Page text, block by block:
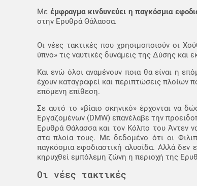
Με έμφραγμα κινδυνεύει η παγκόσμια
στην Ερυθρά Θάλασσα.
Οι νέες τακτικές που χρησιμοποιούν οι
ύπνο» τις ναυτικές δυνάμεις της Δύσης και
Και ενώ όλοι αναμένουν ποια θα είναι η
έχουν καταγραφεί και περιπτώσεις πλοίων
επόμενη επίθεση.
Σε αυτό το «βίαιο σκηνικό» έρχονται να
Εργαζομένων (DMW) επανέλαβε την
Ερυθρά Θάλασσα και τον Κόλπο του Άντεν
στα πλοία τους. Με δεδομένο ότι οι
παγκόσμια εφοδιαστική αλυσίδα. Αλλά δεν
κηρυχθεί εμπόλεμη ζώνη η περιοχή της
Οι νέες τακτικές